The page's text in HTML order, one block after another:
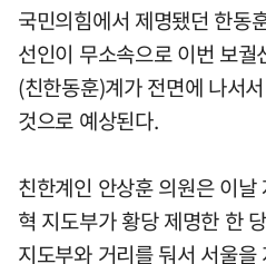
국민의힘에서 제명됐던 한동
선인이 무소속으로 이번 보
(친한동훈)계가 전면에 나서
것으로 예상된다.
친한계인 안상훈 의원은 이
혁 지도부가 황당 제명한 한
지도부와 거리를 둬서 서울